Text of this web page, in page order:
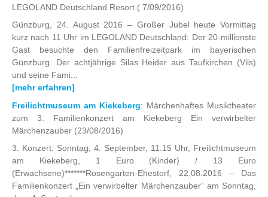
LEGOLAND Deutschland Resort ( 7/09/2016)
Günzburg, 24. August 2016 – Großer Jubel heute Vormittag
kurz nach 11 Uhr im LEGOLAND Deutschland: Der 20-millionste
Gast besuchte den Familienfreizeitpark im bayerischen
Günzburg. Der achtjährige Silas Heider aus Taufkirchen (Vils)
und seine Fami...
[mehr erfahren]
Freilichtmuseum am Kiekeberg: Märchenhaftes Musiktheater
zum 3. Familienkonzert am Kiekeberg Ein verwirbelter
Märchenzauber (23/08/2016)
3. Konzert: Sonntag, 4. September, 11.15 Uhr, Freilichtmuseum
am Kiekeberg, 1 Euro (Kinder) / 13 Euro
(Erwachsene)*******Rosengarten-Ehestorf, 22.08.2016 – Das
Familienkonzert „Ein verwirbelter Märchenzauber“ am Sonntag,